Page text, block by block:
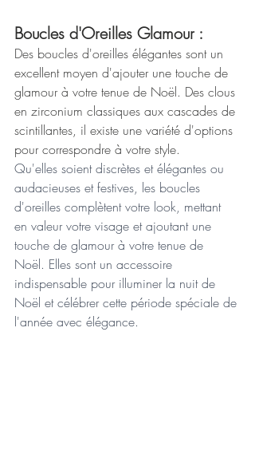
Boucles d'Oreilles Glamour :
Des boucles d'oreilles élégantes sont un
excellent moyen d'ajouter une touche de
glamour à votre tenue de Noël. Des clous
en zirconium classiques aux cascades de
scintillantes, il existe une variété d'options
pour correspondre à votre style.
Qu'elles soient discrètes et élégantes ou
audacieuses et festives, les boucles
d'oreilles complètent votre look, mettant
en valeur votre visage et ajoutant une
touche de glamour à votre tenue de
Noël. Elles sont un accessoire
indispensable pour illuminer la nuit de
Noël et célébrer cette période spéciale de
l'année avec élégance.